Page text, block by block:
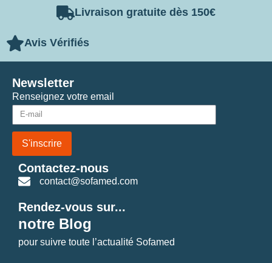
Livraison gratuite dès 150€
Avis Vérifiés
Renseignez votre email
S'inscrire
Newsletter
Contactez-nous
contact@sofamed.com
Rendez-vous sur...
notre Blog
pour suivre toute l’actualité Sofamed